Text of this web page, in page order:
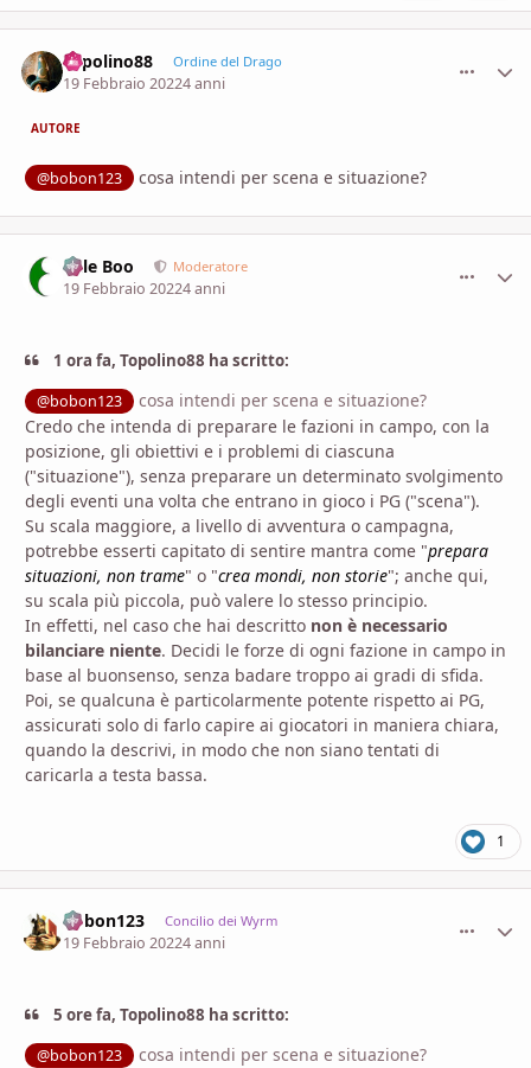
Topolino88 Ordine del Drago
19 Febbraio 20224 anni
AUTORE
@bobon123 cosa intendi per scena e situazione?
Bille Boo Moderatore
19 Febbraio 20224 anni
1 ora fa, Topolino88 ha scritto:
@bobon123
cosa intendi per scena e situazione?
Credo che intenda di preparare le fazioni in campo, con la
posizione, gli obiettivi e i problemi di ciascuna
("situazione"), senza preparare un determinato svolgimento
degli eventi una volta che entrano in gioco i PG ("scena").
Su scala maggiore, a livello di avventura o campagna,
potrebbe esserti capitato di sentire mantra come "prepara
situazioni, non trame" o "crea mondi, non storie"; anche qui,
su scala più piccola, può valere lo stesso principio.
In effetti, nel caso che hai descritto non è necessario
bilanciare niente. Decidi le forze di ogni fazione in campo in
base al buonsenso, senza badare troppo ai gradi di sfida.
Poi, se qualcuna è particolarmente potente rispetto ai PG,
assicurati solo di farlo capire ai giocatori in maniera chiara,
quando la descrivi, in modo che non siano tentati di
caricarla a testa bassa.
1
bobon123 Concilio dei Wyrm
19 Febbraio 20224 anni
5 ore fa, Topolino88 ha scritto:
@bobon123
cosa intendi per scena e situazione?